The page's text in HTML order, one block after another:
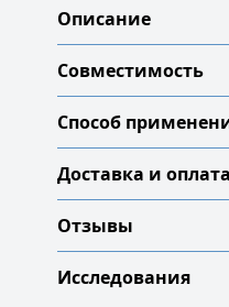
Описание
Совместимость
Способ
Доставка и оплата
Отзывы
Исследования